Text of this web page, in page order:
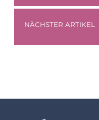
NÄCHSTER ARTIKEL